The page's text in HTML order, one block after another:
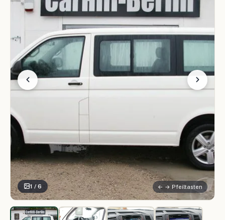
1 / 6 ← → Pfeiltasten